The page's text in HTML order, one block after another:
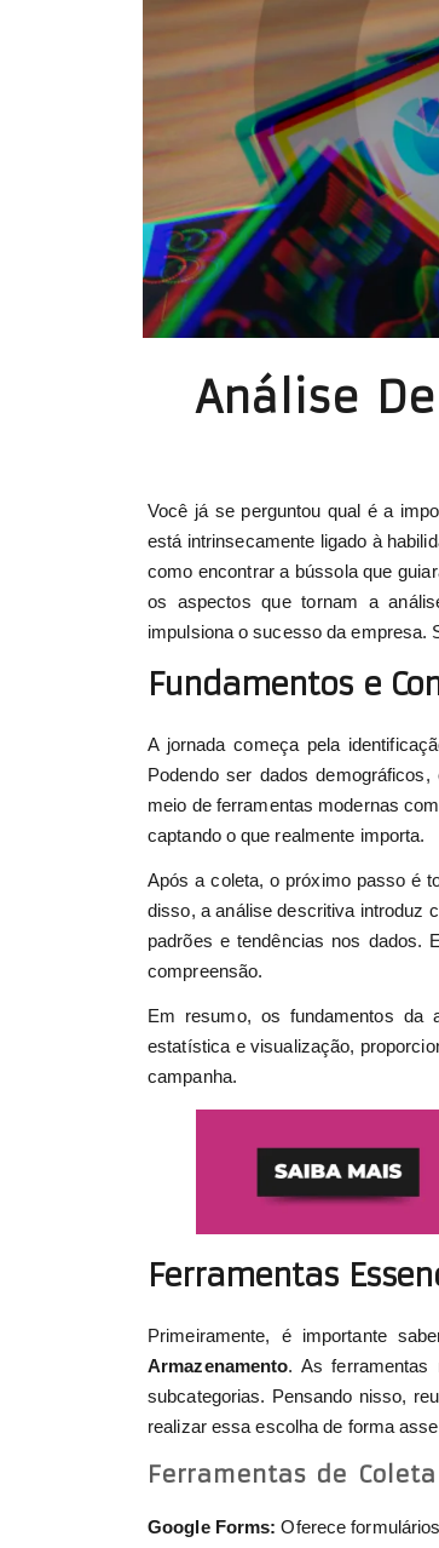
Análise
Você já se perguntou qual é a
está intrinsecamente ligado à
como encontrar a bússola que
os aspectos que tornam a
impulsiona o sucesso da empresa.
Fundamentos e
A jornada começa pela
Podendo ser dados
meio de ferramentas modernas
captando o que realmente importa.
Após a coleta, o próximo passo é
disso, a análise descritiva introduz
padrões e tendências nos dados.
compreensão.
Em resumo, os fundamentos da
estatística e visualização,
campanha.
Ferramentas
Primeiramente, é importante
Armazenamento. As ferramentas
subcategorias. Pensando nisso,
realizar essa escolha de forma
Ferramentas de Coleta
Google Forms: Oferece